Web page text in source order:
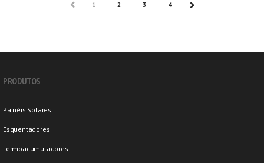
PREV1 2 3 4 NEXT
PRODUTOS
Painéis Solares
Esquentadores
Termoacumuladores